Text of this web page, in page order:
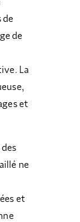
de
de
La
et
ne
et